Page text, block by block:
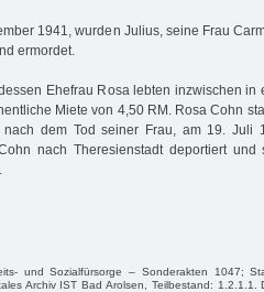
1941, wurden Julius, seine Frau
ermordet.
Ehefrau Rosa lebten inzwischen in
Miete von 4,50 RM. Rosa Cohn
dem Tod seiner Frau, am 19. Juli
nach Theresienstadt deportiert und
und Sozialfürsorge – Sonderakten 1047;
Archiv IST Bad Arolsen, Teilbestand: 1.2.1.1.